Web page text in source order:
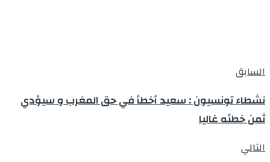
السابق
نشطاء تونسيون : سعيد أخطأ في حق المغرب و سيؤدي
ثمن خطئه غاليا
التالي